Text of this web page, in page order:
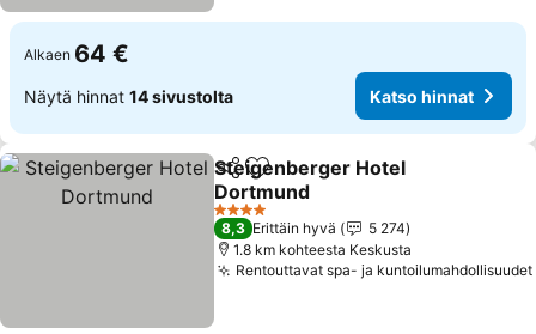
Alkaen 64 €
Näytä hinnat 14 sivustolta Katso hinnat
Jaa Lisää suosikkeihin
Steigenberger Hotel
Dortmund
4 Tähtiluokitus
8,3 Erittäin hyvä
5 274
1.8 km kohteesta Keskusta
Rentouttavat spa- ja kuntoilumahdollisuudet